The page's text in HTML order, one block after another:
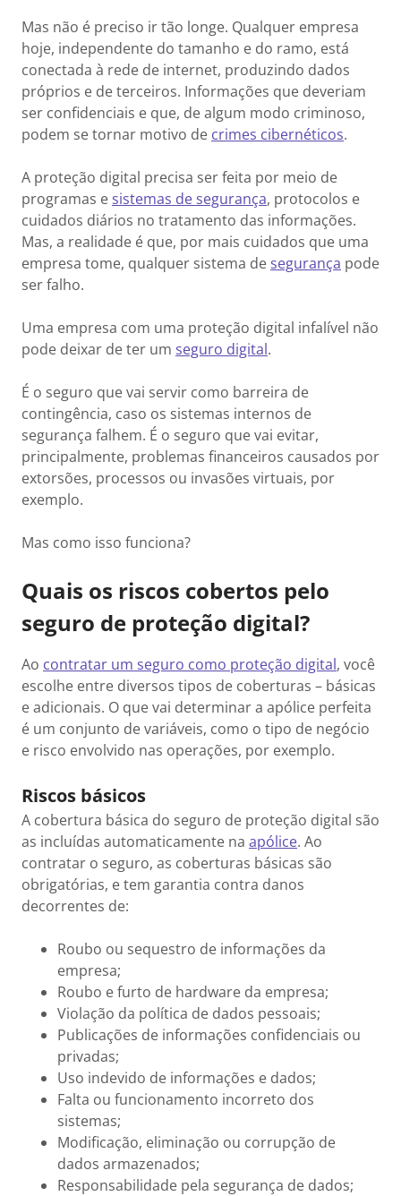
Mas não é preciso ir tão longe. Qualquer empresa
hoje, independente do tamanho e do ramo, está
conectada à rede de internet, produzindo dados
próprios e de terceiros. Informações que deveriam
ser confidenciais e que, de algum modo criminoso,
podem se tornar motivo de crimes cibernéticos.
A proteção digital precisa ser feita por meio de
programas esistemas de segurança, protocolos e
cuidados diários no tratamento das informações.
Mas, a realidade é que, por mais cuidados que uma
empresa tome, qualquer sistema desegurança pode
ser falho.
Uma empresa com uma proteção digital infalível não
pode deixar de ter um seguro digital.
É o seguro que vai servir como barreira de
contingência, caso os sistemas internos de
segurança falhem. É o seguro que vai evitar,
principalmente, problemas financeiros causados por
extorsões, processos ou invasões virtuais, por
exemplo.
Mas como isso funciona?
Quais os riscos cobertos pelo
seguro de proteção digital?
Ao contratar um seguro como proteção digital, você
escolhe entre diversos tipos de coberturas – básicas
e adicionais. O que vai determinar a apólice perfeita
é um conjunto de variáveis, como o tipo de negócio
e risco envolvido nas operações, por exemplo.
Riscos básicos
A cobertura básica do seguro de proteção digital são
as incluídas automaticamente na apólice. Ao
contratar o seguro, as coberturas básicas são
obrigatórias, e tem garantia contra danos
decorrentes de:
Roubo ou sequestro de informações da
empresa;
Roubo e furto de hardware da empresa;
Violação da política de dados pessoais;
Publicações de informações confidenciais ou
privadas;
Uso indevido de informações e dados;
Falta ou funcionamento incorreto dos
sistemas;
Modificação, eliminação ou corrupção de
dados armazenados;
Responsabilidade pela segurança de dados;